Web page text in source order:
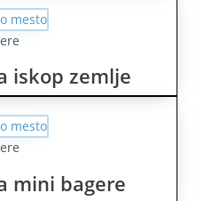
iskop zemlje
mini bagere